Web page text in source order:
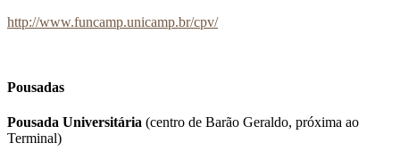
http://www.funcamp.unicamp.br/cpv/
Pousadas
Pousada Universitária (centro de Barão Geraldo, próxima ao
Terminal)